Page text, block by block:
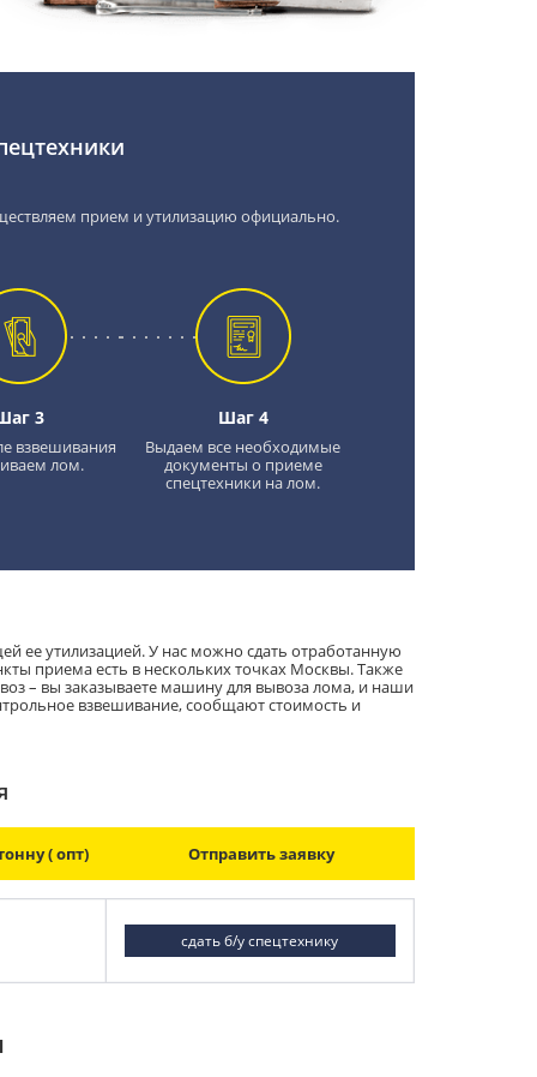
прием и утилизацию официально.
3
взвешивания
лом.
Шаг 4
Выдаем все необходимые
документы о приеме
спецтехники на лом.
ее утилизацией. У нас можно сдать отработанную
приема есть в нескольких точках Москвы. Также
– вы заказываете машину для вывоза лома, и наши
взвешивание, сообщают стоимость и
( опт) Отправить заявку
сдать б/у спецтехнику